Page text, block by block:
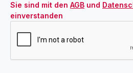
Sie sind mit den AGB und
einverstanden